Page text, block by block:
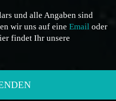
und alle Angaben sind
wir uns auf eine Email oder
findet Ihr unsere